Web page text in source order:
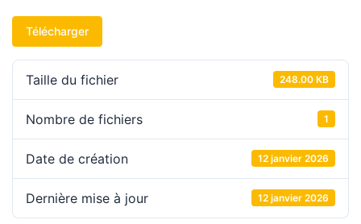
Télécharger
Taille du fichier 248.00 KB
Nombre de fichiers 1
Date de création 12 janvier 2026
Dernière mise à jour 12 janvier 2026